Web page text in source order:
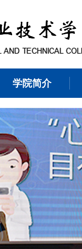
学院简介